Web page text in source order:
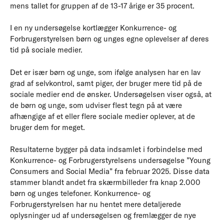
mens tallet for gruppen af de 13-17 årige er 35 procent.
I en ny undersøgelse kortlægger Konkurrence- og
Forbrugerstyrelsen børn og unges egne oplevelser af deres
tid på sociale medier.
Det er især børn og unge, som ifølge analysen har en lav
grad af selvkontrol, samt piger, der bruger mere tid på de
sociale medier end de ønsker. Undersøgelsen viser også, at
de børn og unge, som udviser flest tegn på at være
afhængige af et eller flere sociale medier oplever, at de
bruger dem for meget.
Resultaterne bygger på data indsamlet i forbindelse med
Konkurrence- og Forbrugerstyrelsens undersøgelse ”Young
Consumers and Social Media” fra februar 2025. Disse data
stammer blandt andet fra skærmbilleder fra knap 2.000
børn og unges telefoner. Konkurrence- og
Forbrugerstyrelsen har nu hentet mere detaljerede
oplysninger ud af undersøgelsen og fremlægger de nye